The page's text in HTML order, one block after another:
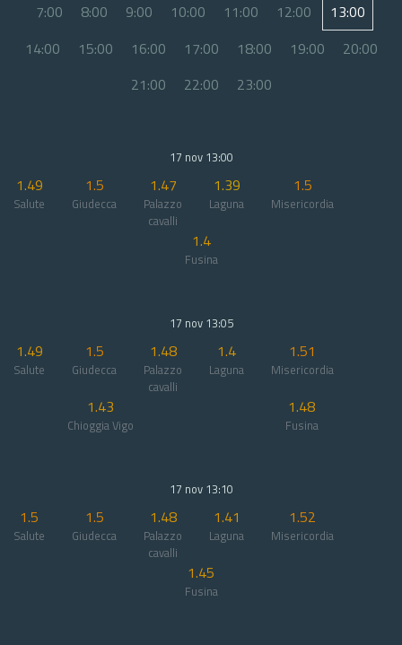
7:00
8:00 9:00 10:00 11:00 12:00
13:00
14:00
15:00 16:00 17:00 18:00 19:00
20:00
21:00
22:00 23:00
17 nov 13:00
1.49
Salute
1.5
Giudecca
1.47
Palazzo
cavalli
1.39
Laguna
1.5
Misericordia
1.4
Fusina
17 nov 13:05
1.49
Salute
1.5
Giudecca
1.48
Palazzo
cavalli
1.4
Laguna
1.51
Misericordia
1.43
Chioggia Vigo
1.48
Fusina
17 nov 13:10
1.5
Salute
1.5
Giudecca
1.48
Palazzo
cavalli
1.41
Laguna
1.52
Misericordia
1.45
Fusina